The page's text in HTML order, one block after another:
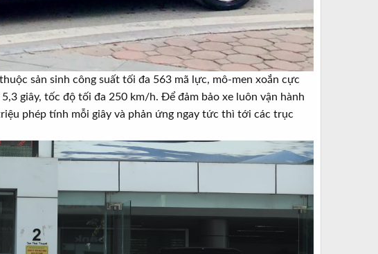
sản sinh công suất tối đa 563 mã lực, mô-men xoắn cực
giây, tốc độ tối đa 250 km/h. Để đảm bảo xe luôn vận hành
phép tính mỗi giây và phản ứng ngay tức thì tới các trục